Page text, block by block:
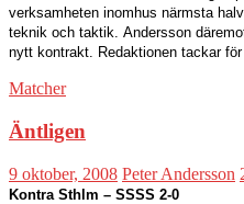
verksamheten inomhus närmsta
teknik och taktik. Andersson
nytt kontrakt. Redaktionen tackar
Matcher
Äntligen
9 oktober, 2008 Peter Andersson
Kontra Sthlm – SSSS 2-0